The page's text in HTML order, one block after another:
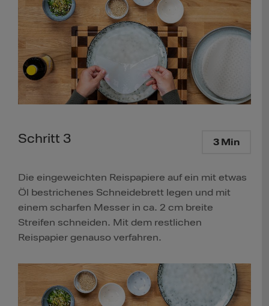
Schritt 3 3 Min
Die eingeweichten Reispapiere auf ein mit etwas
Öl bestrichenes Schneidebrett legen und mit
einem scharfen Messer in ca. 2 cm breite
Streifen schneiden. Mit dem restlichen
Reispapier genauso verfahren.